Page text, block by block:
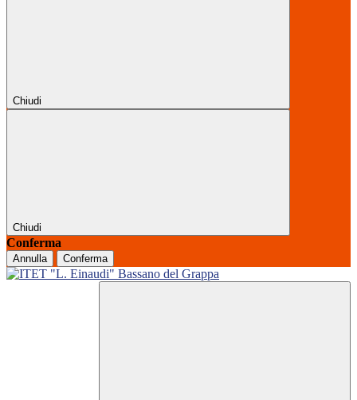
Chiudi
Chiudi
Conferma
Annulla Conferma